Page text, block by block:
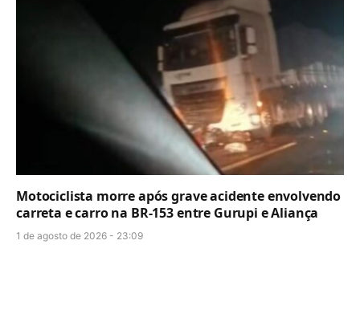
Motociclista morre após grave acidente envolvendo
carreta e carro na BR-153 entre Gurupi e Aliança
1 de agosto de 2026 - 23:09